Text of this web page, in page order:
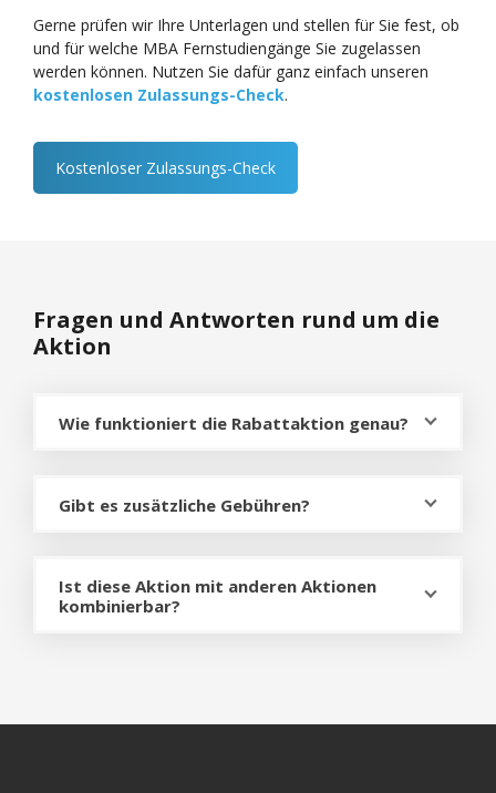
Gerne prüfen wir Ihre Unterlagen und stellen für Sie fest, ob
und für welche MBA Fernstudiengänge Sie zugelassen
werden können. Nutzen Sie dafür ganz einfach unseren
kostenlosen Zulassungs-Check.
Kostenloser Zulassungs-Check
Fragen und Antworten rund um die
Aktion
Wie funktioniert die Rabattaktion genau?
Gibt es zusätzliche Gebühren?
Ist diese Aktion mit anderen Aktionen
kombinierbar?